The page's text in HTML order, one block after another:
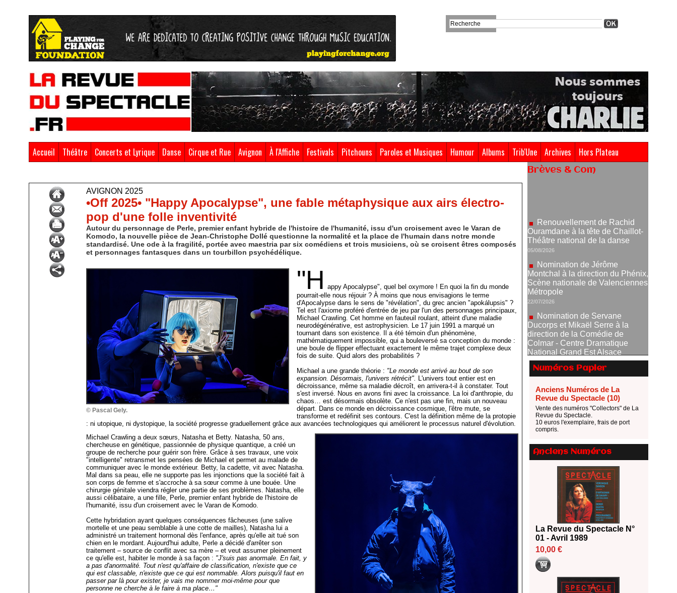
Accueil Théâtre Concerts et Lyrique Danse Cirque et Rue Avignon À l'Affiche Festivals Pitchouns Paroles et Musiques Humour Albums Trib'Une Archives Hors Plateau
AVIGNON 2025
•Off 2025• "Happy Apocalypse", une fable métaphysique aux airs électro-
pop d'une folle inventivité
Autour du personnage de Perle, premier enfant hybride de l'histoire de l'humanité, issu d'un croisement avec le Varan de
Komodo, la nouvelle pièce de Jean-Christophe Dollé questionne la normalité et la place de l'humain dans notre monde
standardisé. Une ode à la fragilité, portée avec maestria par six comédiens et trois musiciens, où se croisent êtres composés
et personnages fantasques dans un tourbillon psychédélique.
© Pascal Gely.
"H
appy Apocalypse", quel bel oxymore ! En quoi la fin du monde
pourrait-elle nous réjouir ? À moins que nous envisagions le terme
d'Apocalypse dans le sens de "révélation", du grec ancien "apokálupsis" ?
Tel est l'axiome proféré d'entrée de jeu par l'un des personnages principaux,
Michael Crawling. Cet homme en fauteuil roulant, atteint d'une maladie
neurodégénérative, est astrophysicien. Le 17 juin 1991 a marqué un
tournant dans son existence. Il a été témoin d'un phénomène,
mathématiquement impossible, qui a bouleversé sa conception du monde :
une boule de flipper effectuant exactement le même trajet complexe deux
fois de suite. Quid alors des probabilités ?
Michael a une grande théorie : "Le monde est arrivé au bout de son
expansion. Désormais, l'univers rétrécit". L'univers tout entier est en
décroissance, même sa maladie décroît, en arrivera-t-il à constater. Tout
s'est inversé. Nous en avons fini avec la croissance. La loi d'anthropie, du
chaos… est désormais obsolète. Ce n'est pas une fin, mais un nouveau
départ. Dans ce monde en décroissance cosmique, l'être mute, se
transforme et redéfinit ses contours. C'est la définition même de la protopie
: ni utopique, ni dystopique, la société progresse graduellement grâce aux avancées technologiques qui améliorent le processus naturel d'évolution.
Michael Crawling a deux sœurs, Natasha et Betty. Natasha, 50 ans,
chercheuse en génétique, passionnée de physique quantique, a créé un
groupe de recherche pour guérir son frère. Grâce à ses travaux, une voix
"intelligente" retransmet les pensées de Michael et permet au malade de
communiquer avec le monde extérieur. Betty, la cadette, vit avec Natasha.
Mal dans sa peau, elle ne supporte pas les injonctions que la société fait à
son corps de femme et s'accroche à sa sœur comme à une bouée. Une
chirurgie génitale viendra régler une partie de ses problèmes. Natasha, elle
aussi célibataire, a une fille, Perle, premier enfant hybride de l'histoire de
l'humanité, issu d'un croisement avec le Varan de Komodo.
Cette hybridation ayant quelques conséquences fâcheuses (une salive
mortelle et une peau semblable à une cotte de mailles), Natasha lui a
administré un traitement hormonal dès l'enfance, après qu'elle ait tué son
chien en le mordant. Aujourd'hui adulte, Perle a décidé d'arrêter son
traitement – source de conflit avec sa mère – et veut assumer pleinement
ce qu'elle est, habiter le monde à sa façon : "J'suis pas anormale. En fait, y
a pas d'anormalité. Tout n'est qu'affaire de classification, n'existe que ce
qui est classable, n'existe que ce qui est nommable. Alors puisqu'il faut en
passer par là pour exister, je vais me nommer moi-même pour que
personne ne cherche à le faire à ma place…"
Brèves & Com
Nomination de Jérôme
Montchal à la direction du Phénix,
Scène nationale de Valenciennes
22/07/2026
Nomination de Servane
Ducorps et Mikaël Serre à la
direction de la Comédie de
National Grand Est Alsace
07/07/2026
Thomas Jolly et Laëtitia
Guédon nommés à la direction du
TNP
02/07/2026
lauréats 2026
23/06/2026
Dispositif ARTCENA Écrire
pour le cirque, les lauréats 2026 !
20/06/2026
Le palmarès des prix SACD
2026
Les 10 lauréats du Fonds
Grandes Formes Théâtre 2026
Nomination de Nathalie
Garraud et Olivier Saccomano à
la direction du Théâtre de
Gennevilliers - CDN
13/06/2026
Dispositif SACD Auteurs
d'espaces : les lauréats 2026
Numéros Papier
Anciens Numéros de La
Revue du Spectacle (10)
Vente des numéros "Collectors" de La
Revue du Spectacle.
10 euros l'exemplaire, frais de port
compris.
Anciens Numéros
La Revue du Spectacle N°
01 - Avril 1989
10,00 €